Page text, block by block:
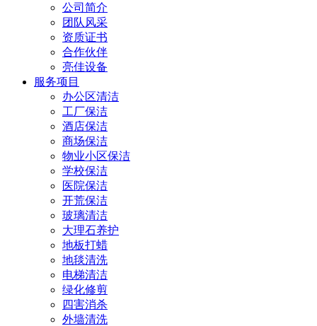
公司简介
团队风采
资质证书
合作伙伴
亮佳设备
服务项目
办公区清洁
工厂保洁
酒店保洁
商场保洁
物业小区保洁
学校保洁
医院保洁
开荒保洁
玻璃清洁
大理石养护
地板打蜡
地毯清洗
电梯清洁
绿化修剪
四害消杀
外墙清洗